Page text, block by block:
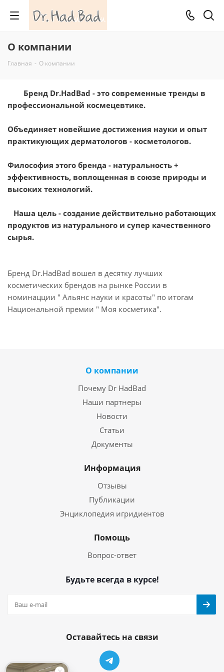
О компании
Главная - О компании
Бренд Dr.HadBad - это современные тренды в
профессиональной космецевтике.
Объединяет новейшие достижения науки и опыт
практикующих дерматологов - косметологов.
Философия этого бренда - натуральность +
эффективность, воплощенная в союзе природы и
высоких технологий.
Наша цель - создание действительно работающих
продуктов из натурального и супер качественного
сырья.
Бренд Dr.HadBad вошел в десятку лучших
косметических брендов на рынке России в
номинацции " Альянс науки и красоты" по итогам
Национальной премии " Моя косметика".
О компании
Почему Dr HadBad
Наши партнеры
Новости
Статьи
Документы
Информация
Отзывы
Публикации
Энциклопедия игридиентов
Помощь
Вопрос-ответ
Будьте всегда в курсе!
Оставайтесь на связи